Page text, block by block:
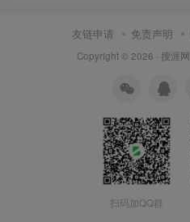
友链申请 免责声明
Copyright © 2026 · 搜涯网
扫码加QQ群